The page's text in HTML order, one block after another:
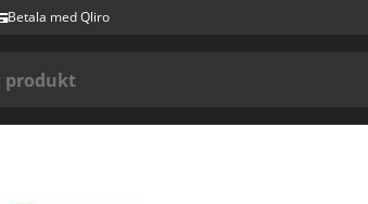
Betala med Qliro